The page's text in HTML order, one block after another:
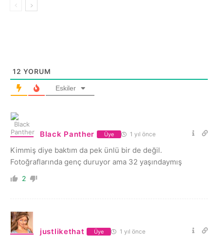
12 YORUM
Eskiler
Black Panther Üye 1 yıl önce
Kimmiş diye baktım da pek ünlü bir de değil.
Fotoğraflarında genç duruyor ama 32 yaşındaymış
2
justlikethat Üye 1 yıl önce